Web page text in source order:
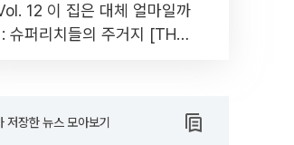
12 이 집은 대체 얼마일까
: 슈퍼리치들의 주거지 [THE
저장한 뉴스 모아보기